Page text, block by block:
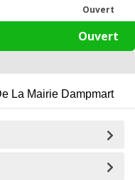
Ouvert
Ouvert
La Mairie Dampmart